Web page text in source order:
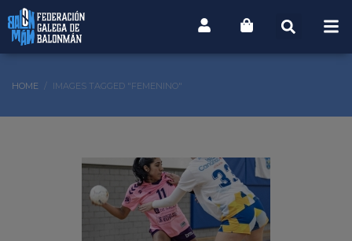
HOME IMAGES TAGGED "FEMENINO"